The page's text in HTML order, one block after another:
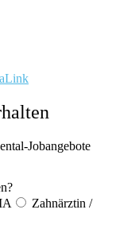
Jobangebote
Zahnärztin /